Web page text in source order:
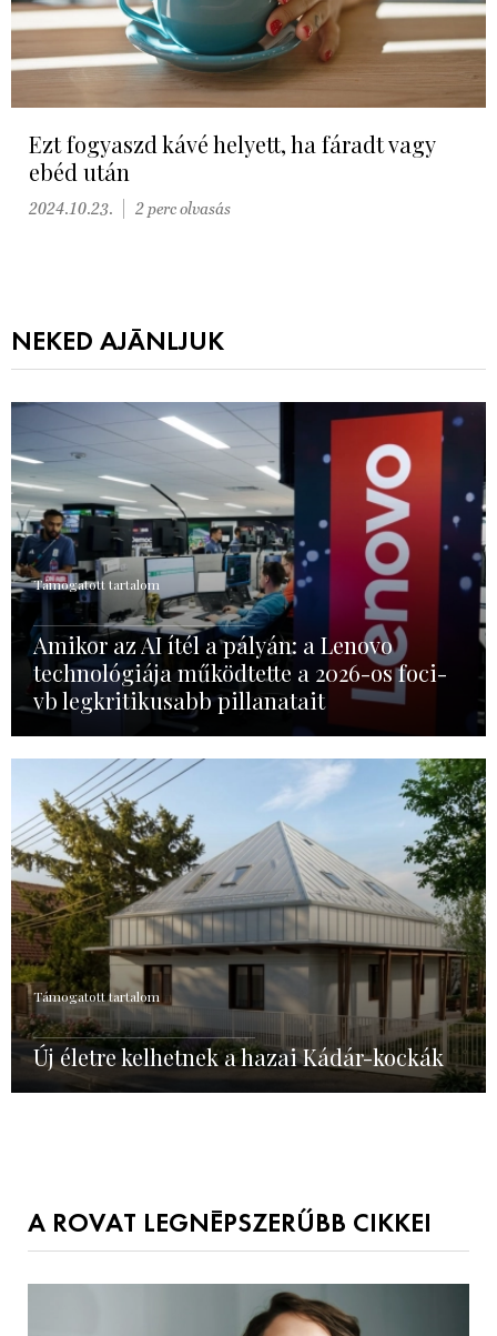
Ezt fogyaszd kávé helyett, ha fáradt vagy
ebéd után
2024.10.23. 2 perc olvasás
NEKED AJÁNLJUK
Támogatott tartalom
Amikor az AI ítél a pályán: a Lenovo
technológiája működtette a 2026-os foci-
vb legkritikusabb pillanatait
Támogatott tartalom
Új életre kelhetnek a hazai Kádár-kockák
A ROVAT LEGNÉPSZERŰBB CIKKEI